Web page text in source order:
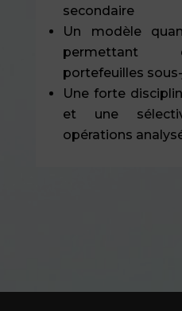
secondaire
Un modèle
permettant
portefeuilles
Une forte
et une
opérations